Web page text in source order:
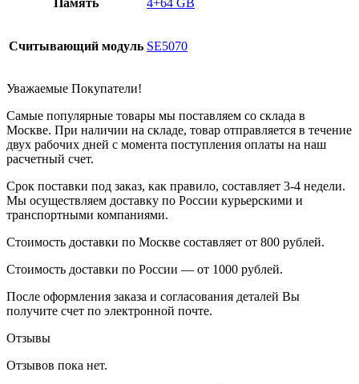
Считывающий модуль SE5070
Уважаемые Покупатели!
Самые популярные товары мы поставляем со склада в
Москве. При наличии на складе, товар отправляется в течение
двух рабочих дней с момента поступления оплаты на наш
расчетный счет.
Срок поставки под заказ, как правило, составляет 3-4 недели.
Мы осуществляем доставку по России курьерскими и
транспортными компаниями.
Стоимость доставки по Москве составляет от 800 рублей.
Стоимость доставки по России — от 1000 рублей.
После оформления заказа и согласования деталей Вы
получите счет по электронной почте.
Отзывы
Отзывов пока нет.